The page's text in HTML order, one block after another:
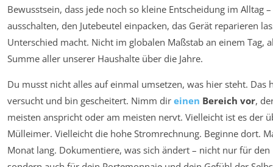
Bewusstsein, dass jede noch so kleine Entscheidung im Alltag
ausschalten, den Jutebeutel einpacken, das Gerät reparieren
Unterschied macht. Nicht im globalen Maßstab an einem Tag,
Summe aller unserer Haushalte über die Jahre.
Du musst nicht alles auf einmal umsetzen, was hier steht. Das
versucht und bin gescheitert. Nimm dir einen Bereich vor,
meisten anspricht oder am meisten nervt. Vielleicht ist es der
Mülleimer. Vielleicht die hohe Stromrechnung. Beginne dort.
Monat lang. Dokumentiere, was sich ändert – nicht nur für den